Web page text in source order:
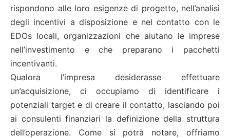
rispondono alle loro esigenze di progetto, nell’analisi
degli incentivi a disposizione e nel contatto con le
EDOs locali, organizzazioni che aiutano le imprese
nell’investimento e che preparano i pacchetti
incentivanti.
Qualora l’impresa desiderasse effettuare
un’acquisizione, ci occupiamo di identificare i
potenziali target e di creare il contatto, lasciando poi
ai consulenti finanziari la definizione della struttura
dell’operazione. Come si potrà notare, offriamo